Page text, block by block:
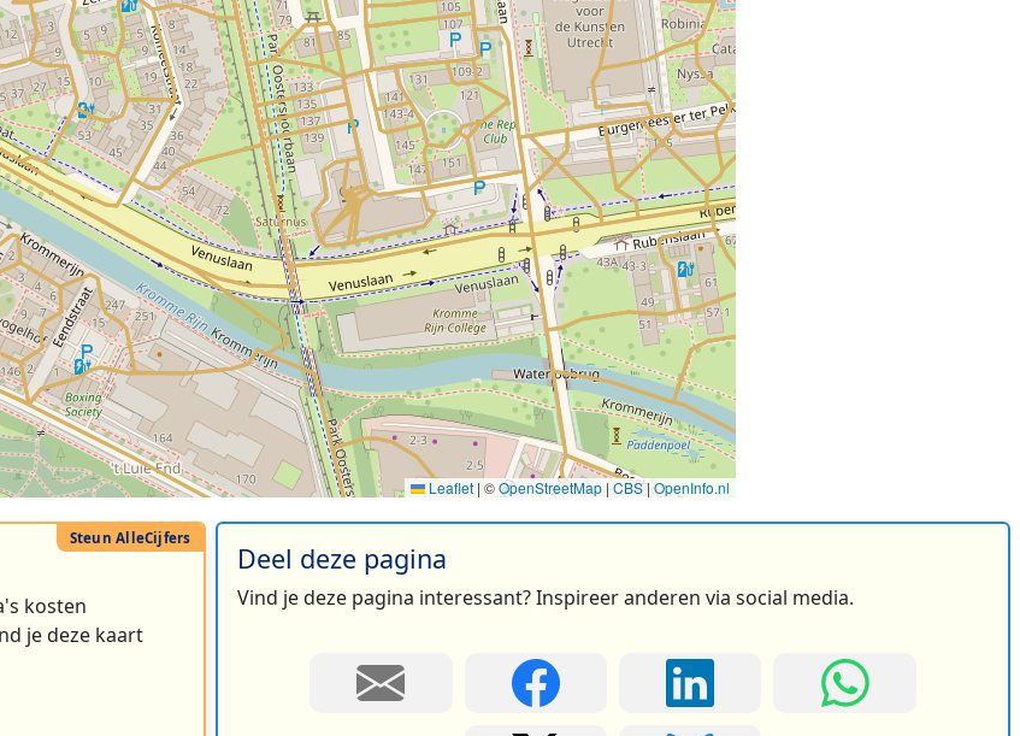
Leaflet | ©OpenStreetMap | CBS|OpenInfo.nl
kosten
je deze kaart
Deel deze pagina
Vind je deze pagina interessant? Inspireer anderen via social media.